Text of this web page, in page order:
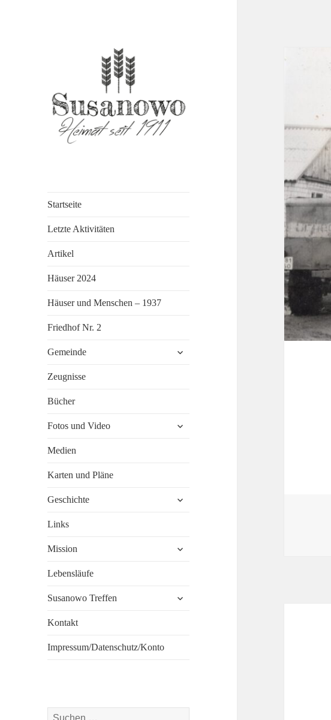
Startseite
Letzte Aktivitäten
Artikel
Häuser 2024
Häuser und Menschen – 1937
Friedhof Nr. 2
Gemeinde
öffnen
Zeugnisse
Bücher
Fotos und Video
öffnen
Medien
Karten und Pläne
Geschichte
öffnen
Links
Mission
öffnen
Lebensläufe
Susanowo Treffen
öffnen
Kontakt
Impressum/Datenschutz/Konto
Suchen